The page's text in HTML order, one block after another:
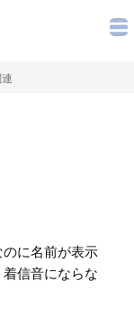
に名前が表示
信音にならな